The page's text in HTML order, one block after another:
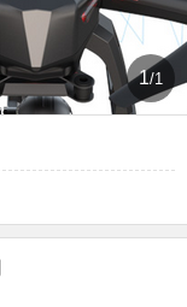
1/1